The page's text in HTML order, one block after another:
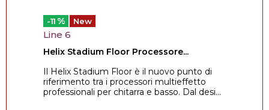
-11 % New
Line 6
Helix Stadium Floor Processore...
Il Helix Stadium Floor è il nuovo punto di
riferimento tra i processori multieffetto
professionali per chitarra e basso. Dal desi...